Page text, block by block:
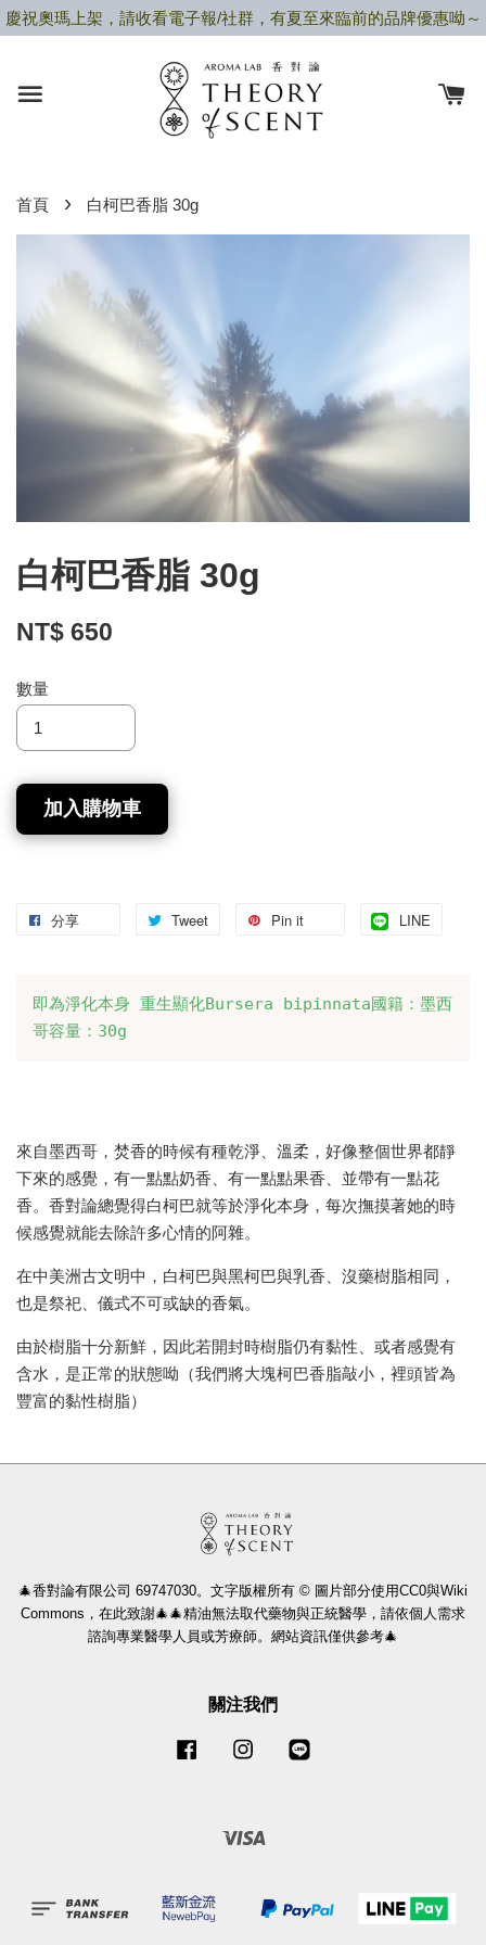
慶祝奧瑪上架，請收看電子報/社群，有夏至來臨前的品牌優惠呦～
首頁 › 白柯巴香脂 30g
白柯巴香脂 30g
NT$ 650
數量
加入購物車
分享 Tweet Pin it LINE
即為淨化本身 重生顯化Bursera bipinnata國籍：墨西
哥容量：30g
來自墨西哥，焚香的時候有種乾淨、溫柔，好像整個世界都靜
下來的感覺，有一點點奶香、有一點點果香、並帶有一點花
香。香對論總覺得白柯巴就等於淨化本身，每次撫摸著她的時
候感覺就能去除許多心情的阿雜。
在中美洲古文明中，白柯巴與黑柯巴與乳香、沒藥樹脂相同，
也是祭祀、儀式不可或缺的香氣。
由於樹脂十分新鮮，因此若開封時樹脂仍有黏性、或者感覺有
含水，是正常的狀態呦（我們將大塊柯巴香脂敲小，裡頭皆為
豐富的黏性樹脂）
🎄香對論有限公司 69747030。文字版權所有 © 圖片部分使用CC0與Wiki
Commons，在此致謝🎄🎄精油無法取代藥物與正統醫學，請依個人需求
諮詢專業醫學人員或芳療師。網站資訊僅供參考🎄
關注我們
Facebook Instagram